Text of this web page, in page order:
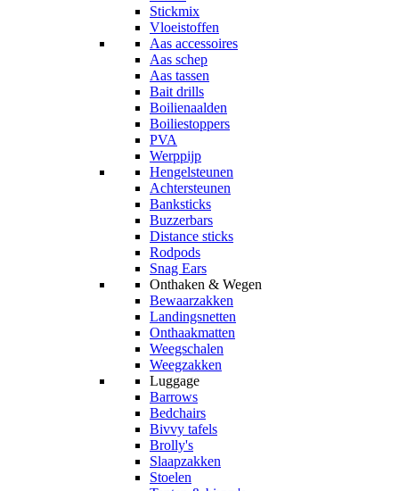
Stickmix
Vloeistoffen
Aas accessoires
Aas schep
Aas tassen
Bait drills
Boilienaalden
Boiliestoppers
PVA
Werppijp
Hengelsteunen
Achtersteunen
Banksticks
Buzzerbars
Distance sticks
Rodpods
Snag Ears
Onthaken & Wegen
Bewaarzakken
Landingsnetten
Onthaakmatten
Weegschalen
Weegzakken
Luggage
Barrows
Bedchairs
Bivvy tafels
Brolly's
Slaapzakken
Stoelen